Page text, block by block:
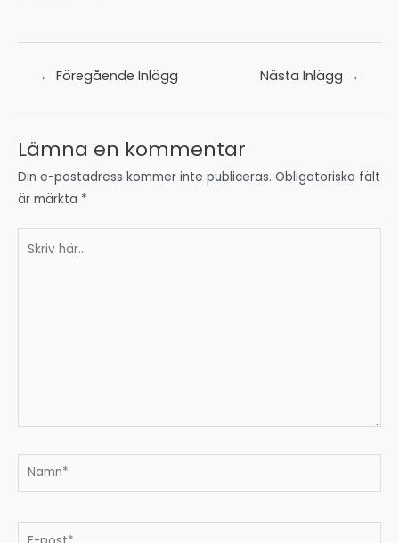
Inläggsnavigering
← Föregående Inlägg Nästa Inlägg →
Lämna en kommentar
Din e-postadress kommer inte publiceras. Obligatoriska fält
är märkta *
Namn*
E-